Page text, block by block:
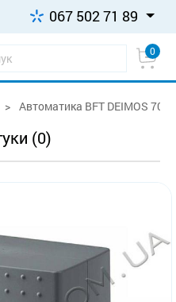
067 502 71 89
0
Автоматика BFT DEIMOS 700
(0)